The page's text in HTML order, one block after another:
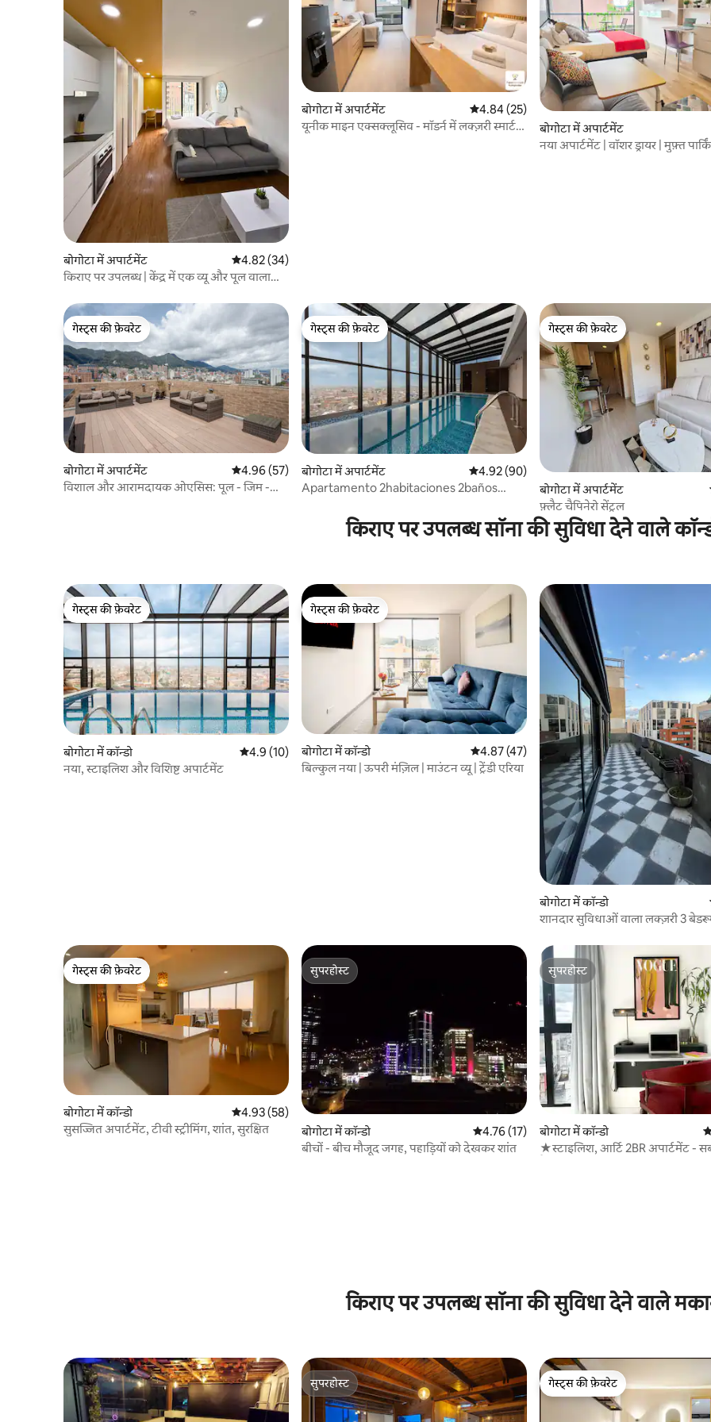
बोगोटा में अपार्टमेंट औसत रेटिंग 5 में से 4.82, 34 समीक्षाएँ
4.82 (34)
किराए पर उपलब्ध | केंद्र में एक व्यू और पूल वाला
बोगोटा में अपार्टमेंट औसत रेटिंग 5 में से 4.84, 25 समीक्षाएँ
4.84 (25)
यूनीक माइन एक्सक्लूसिव - मॉडर्न में लक्ज़री स्मार्ट
बोगोटा में अपार्टमेंट
नया अपार्टमेंट | वॉशर ड्रायर | मुफ़्त
गेस्ट्स की फ़ेवरेट
गेस्ट्स की फ़ेवरेट
बोगोटा में अपार्टमेंट औसत रेटिंग 5 में से 4.96, 57 समीक्षाएँ
4.96 (57)
विशाल और आरामदायक ओएसिस: पूल - जिम -
गेस्ट्स की फ़ेवरेट
गेस्ट्स की फ़ेवरेट
बोगोटा में अपार्टमेंट औसत रेटिंग 5 में से 4.92, 90 समीक्षाएँ
4.92 (90)
Apartamento 2habitaciones 2baños
गेस्ट्स की फ़ेवरेट
गेस्ट्स की फ़ेवरेट
बोगोटा में अपार्टमेंट
फ़्लैट चैपिनेरो सेंट्रल
किराए पर उपलब्ध सॉना की सुविधा देने वाले
गेस्ट्स की फ़ेवरेट
गेस्ट्स की फ़ेवरेट
बोगोटा में कॉन्डो औसत रेटिंग 5 में से 4.9, 10 समीक्षाएँ
4.9 (10)
नया, स्टाइलिश और विशिष्ट अपार्टमेंट
गेस्ट्स की फ़ेवरेट
गेस्ट्स की फ़ेवरेट
बोगोटा में कॉन्डो औसत रेटिंग 5 में से 4.87, 47 समीक्षाएँ
4.87 (47)
बिल्कुल नया | ऊपरी मंज़िल | माउंटन व्यू | ट्रेंडी एरिया
बोगोटा में कॉन्डो
शानदार सुविधाओं वाला लक्ज़री 3
गेस्ट्स की फ़ेवरेट
गेस्ट्स की फ़ेवरेट
बोगोटा में कॉन्डो औसत रेटिंग 5 में से 4.93, 58 समीक्षाएँ
4.93 (58)
सुसज्जित अपार्टमेंट, टीवी स्ट्रीमिंग, शांत, सुरक्षित
सुपरहोस्ट
सुपरहोस्ट
बोगोटा में कॉन्डो औसत रेटिंग 5 में से 4.76, 17 समीक्षाएँ
4.76 (17)
बीचों - बीच मौजूद जगह, पहाड़ियों को देखकर शांत
सुपरहोस्ट
सुपरहोस्ट
बोगोटा में कॉन्डो
★स्टाइलिश, आर्टि 2BR अपार्टमेंट -
किराए पर उपलब्ध सॉना की सुविधा देने वाले
सुपरहोस्ट
सुपरहोस्ट
गेस्ट्स की फ़ेवरेट
गेस्ट्स की फ़ेवरेट